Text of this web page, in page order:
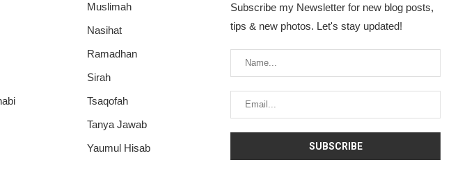
Muslimah
Nasihat
Ramadhan
Sirah
Tsaqofah
Tanya Jawab
Yaumul Hisab
Subscribe my Newsletter for new blog posts,
tips & new photos. Let's stay updated!